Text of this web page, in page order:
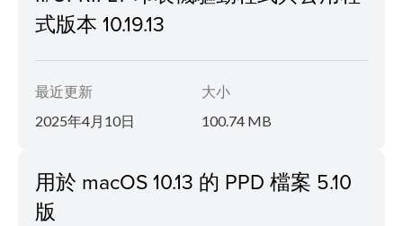
式版本 10.19.13
最近更新
2025年4月10日
大小
100.74 MB
用於 macOS 10.13 的 PPD 檔案 5.10
版